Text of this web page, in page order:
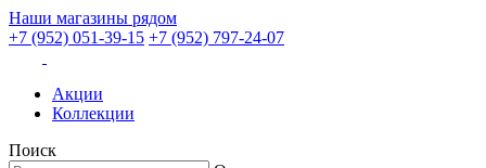
Наши магазины рядом
+7 (952) 051-39-15 +7 (952) 797-24-07
Акции
Коллекции
Поиск